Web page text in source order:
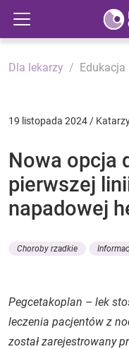
Dla lekarzy Edukacja
19 listopada 2024 /
Nowa opcja
pierwszej
napadowej
Choroby rzadkie
Pegcetakoplan – lek
leczenia pacjentów z
został zarejestrowany